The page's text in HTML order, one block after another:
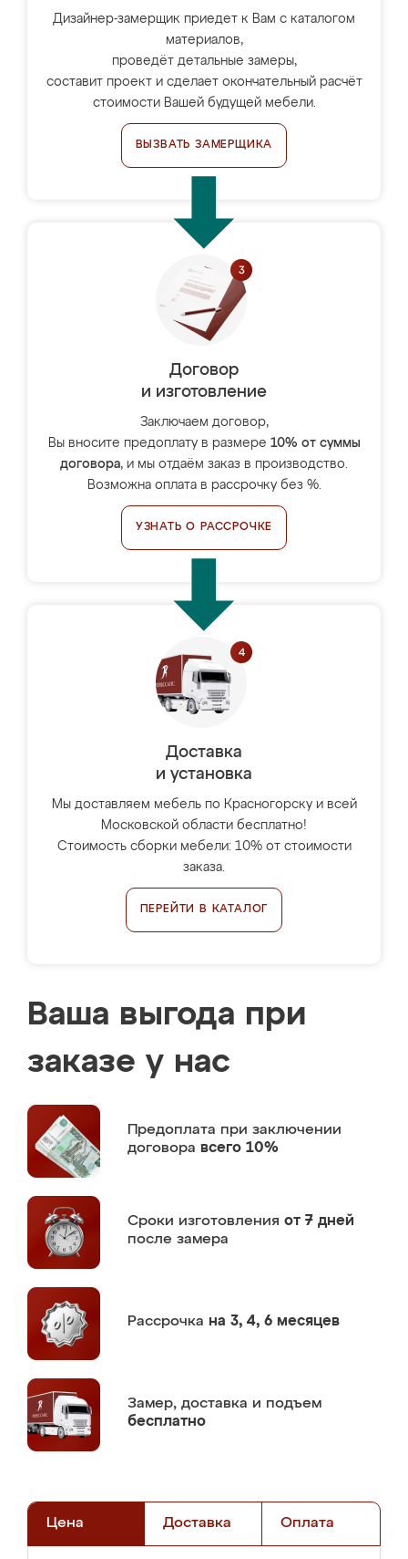
Дизайнер-замерщик приедет к Вам с каталогом
материалов,
проведёт детальные замеры,
составит проект и сделает окончательный расчёт
стоимости Вашей будущей мебели.
ВЫЗВАТЬ ЗАМЕРЩИКА
Договор
и изготовление
Заключаем договор,
Вы вносите предоплату в размере 10% от суммы
договора, и мы отдаём заказ в производство.
Возможна оплата в рассрочку без %.
УЗНАТЬ О РАССРОЧКЕ
Доставка
и установка
Мы доставляем мебель по Красногорску и всей
Московской области бесплатно!
Стоимость сборки мебели: 10% от стоимости
заказа.
ПЕРЕЙТИ В КАТАЛОГ
Ваша выгода при
заказе у нас
Предоплата при заключении
договора всего 10%
Сроки изготовления от 7 дней
после замера
Рассрочка на 3, 4, 6 месяцев
Замер, доставка и подъем
бесплатно
Цена Доставка Оплата